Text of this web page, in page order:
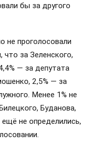
бы за другого
не проголосовали
за Зеленского,
— за депутата
2,5% — за
Менее 1% не
Буданова,
не определились,